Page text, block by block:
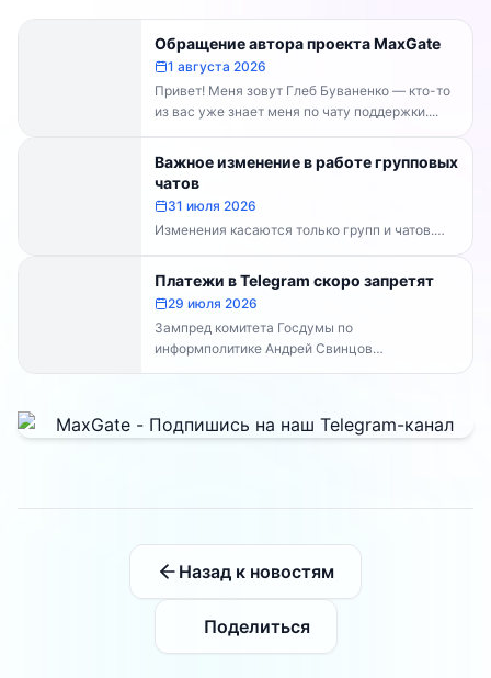
Обращение автора проекта MaxGate
1 августа 2026
Привет! Меня зовут Глеб Буваненко — кто-то
из вас уже знает меня по чату поддержки....
Важное изменение в работе групповых
чатов
31 июля 2026
Изменения касаются только групп и чатов.
Каналы работают в прежнем режиме —
владельцам каналов делать...
Платежи в Telegram скоро запретят
29 июля 2026
Зампред комитета Госдумы по
информполитике Андрей Свинцов
рекомендовал россиянам временно
Назад к новостям
Поделиться